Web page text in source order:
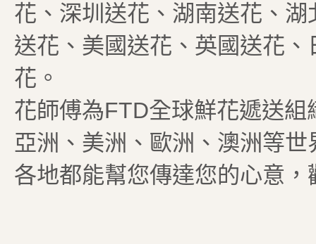
花、深圳送花、湖南送花、
送花、美國送花、英國送花
花。
花師傅為FTD全球鮮花遞送
亞洲、美洲、歐洲、澳洲等
各地都能幫您傳達您的心意